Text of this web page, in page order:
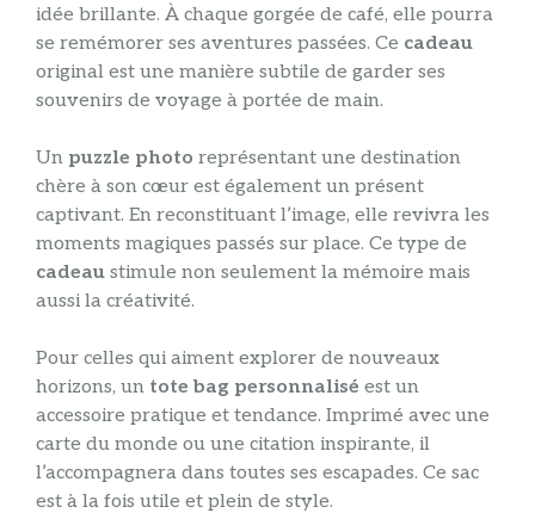
idée brillante. À chaque gorgée de café, elle pourra
se remémorer ses aventures passées. Ce cadeau
original est une manière subtile de garder ses
souvenirs de voyage à portée de main.
Un puzzle photo représentant une destination
chère à son cœur est également un présent
captivant. En reconstituant l’image, elle revivra les
moments magiques passés sur place. Ce type de
cadeau stimule non seulement la mémoire mais
aussi la créativité.
Pour celles qui aiment explorer de nouveaux
horizons, un tote bag personnalisé est un
accessoire pratique et tendance. Imprimé avec une
carte du monde ou une citation inspirante, il
l’accompagnera dans toutes ses escapades. Ce sac
est à la fois utile et plein de style.